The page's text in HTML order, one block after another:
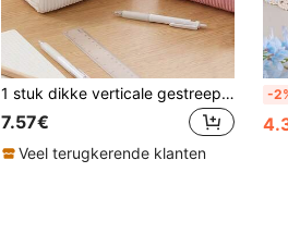
1 stuk dikke verticale gestreepte corduroy etui, dubbele metalen rits extra grote capaciteit pentas, zachte corduroy opbergtas voor kantoorartikelen, draagbare multifunctionele organizer voor kantoor- en schoolbenodigdheden, cadeau voor studenten bij terugkeer naar school en afstuderen, terug naar school
7.57€
Veel terugkerende klanten
-